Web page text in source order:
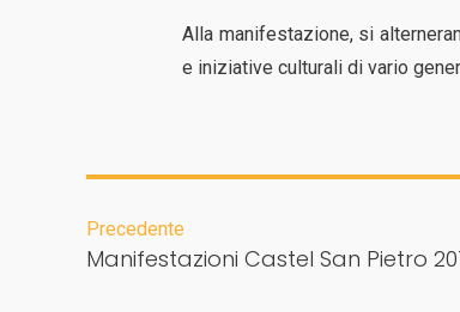
Alla manifestazione, si
e iniziative culturali di vario
Precedente
Manifestazioni Castel San Pietro